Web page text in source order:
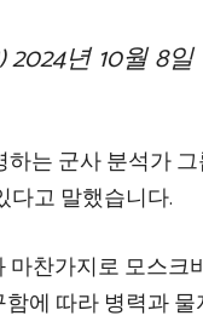
2024년 10월 8일
하는 군사 분석가
다고 말했습니다.
마찬가지로 모스
에 따라 병력과